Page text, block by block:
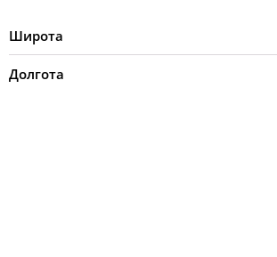
Широта
Долгота